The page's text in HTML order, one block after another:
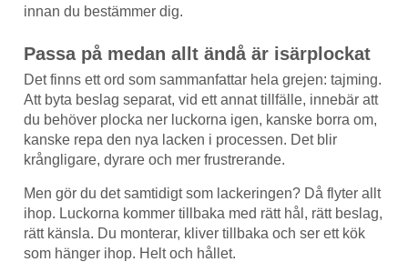
innan du bestämmer dig.
Passa på medan allt ändå är isärplockat
Det finns ett ord som sammanfattar hela grejen: tajming.
Att byta beslag separat, vid ett annat tillfälle, innebär att
du behöver plocka ner luckorna igen, kanske borra om,
kanske repa den nya lacken i processen. Det blir
krångligare, dyrare och mer frustrerande.
Men gör du det samtidigt som lackeringen? Då flyter allt
ihop. Luckorna kommer tillbaka med rätt hål, rätt beslag,
rätt känsla. Du monterar, kliver tillbaka och ser ett kök
som hänger ihop. Helt och hållet.